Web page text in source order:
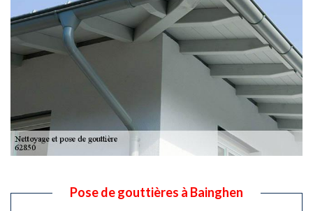
Pose de gouttières à Bainghen